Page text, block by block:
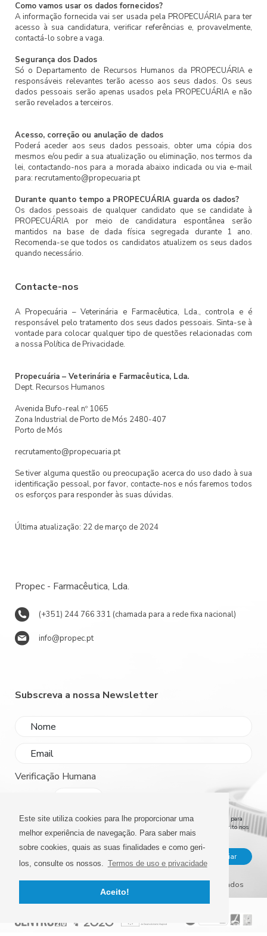
Este site utiliza cookies para lhe proporcionar uma
melhor experiência de navegação. Para saber mais
sobre cookies, quais as suas finalidades e como geri-
los, consulte os nossos.
Termos de uso e privacidade
Aceito!
Como vamos usar os dados fornecidos?
A informação fornecida vai ser usada pela PROPECUÁRIA para ter
acesso à sua candidatura, verificar referências e, provavelmente,
contactá-lo sobre a vaga.
Segurança dos Dados
Só o Departamento de Recursos Humanos da PROPECUÁRIA e
responsáveis relevantes terão acesso aos seus dados. Os seus
dados pessoais serão apenas usados pela PROPECUÁRIA e não
serão revelados a terceiros.
Acesso, correção ou anulação de dados
Poderá aceder aos seus dados pessoais, obter uma cópia dos
mesmos e/ou pedir a sua atualização ou eliminação, nos termos da
lei, contactando-nos para a morada abaixo indicada ou via e-mail
para: recrutamento@propecuaria.pt
Durante quanto tempo a PROPECUÁRIA guarda os dados?
Os dados pessoais de qualquer candidato que se candidate à
PROPECUÁRIA por meio de candidatura espontânea serão
mantidos na base de dada física segregada durante 1 ano.
Recomenda-se que todos os candidatos atualizem os seus dados
quando necessário.
Contacte-nos
A Propecuária – Veterinária e Farmacêutica, Lda., controla e é
responsável pelo tratamento dos seus dados pessoais.Sinta-se à
vontade para colocar qualquer tipo de questões relacionadas com
a nossa Política de Privacidade.
Propecuária – Veterinária e Farmacêutica, Lda.
Dept. Recursos Humanos
Avenida Bufo-real nº 1065
Zona Industrial de Porto de Mós 2480-407
Porto de Mós
recrutamento@propecuaria.pt
Se tiver alguma questão ou preocupação acerca do uso dado à sua
identificação pessoal, por favor, contacte-nos e nós faremos todos
os esforços para responder às suas dúvidas.
Última atualização: 22 de março de 2024
Propec - Farmacêutica, Lda.
(+351) 244 766 331 (chamada para a rede fixa nacional)
info@propec.pt
Subscreva a nossa Newsletter
Verificação Humana
Consinto que a Propec, trate e utilize os meus dados pessoais fornecidos, para
comunicações relacionadas com produtos e serviços, de acordo com o descrito nos
Termos de uso e privacidade
Enviar
© 2026 Propec - Farmacêutica, Lda. Todos os direitos reservados
Termos de uso e privacidade